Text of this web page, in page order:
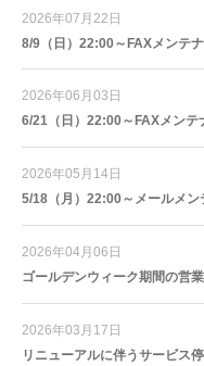
2026年07月22日
8/9（日）22:00～FAXメンテ
2026年06月03日
6/21（日）22:00～FAXメンテ
2026年05月14日
5/18（月）22:00～メールメン
2026年04月06日
ゴールデンウィーク期間の営
2026年03月17日
リニューアルに伴うサービス